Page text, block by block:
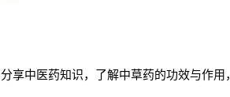
分享中医药知识，了解中草药的功效与作用